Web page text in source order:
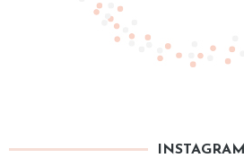
INSTAGRAM